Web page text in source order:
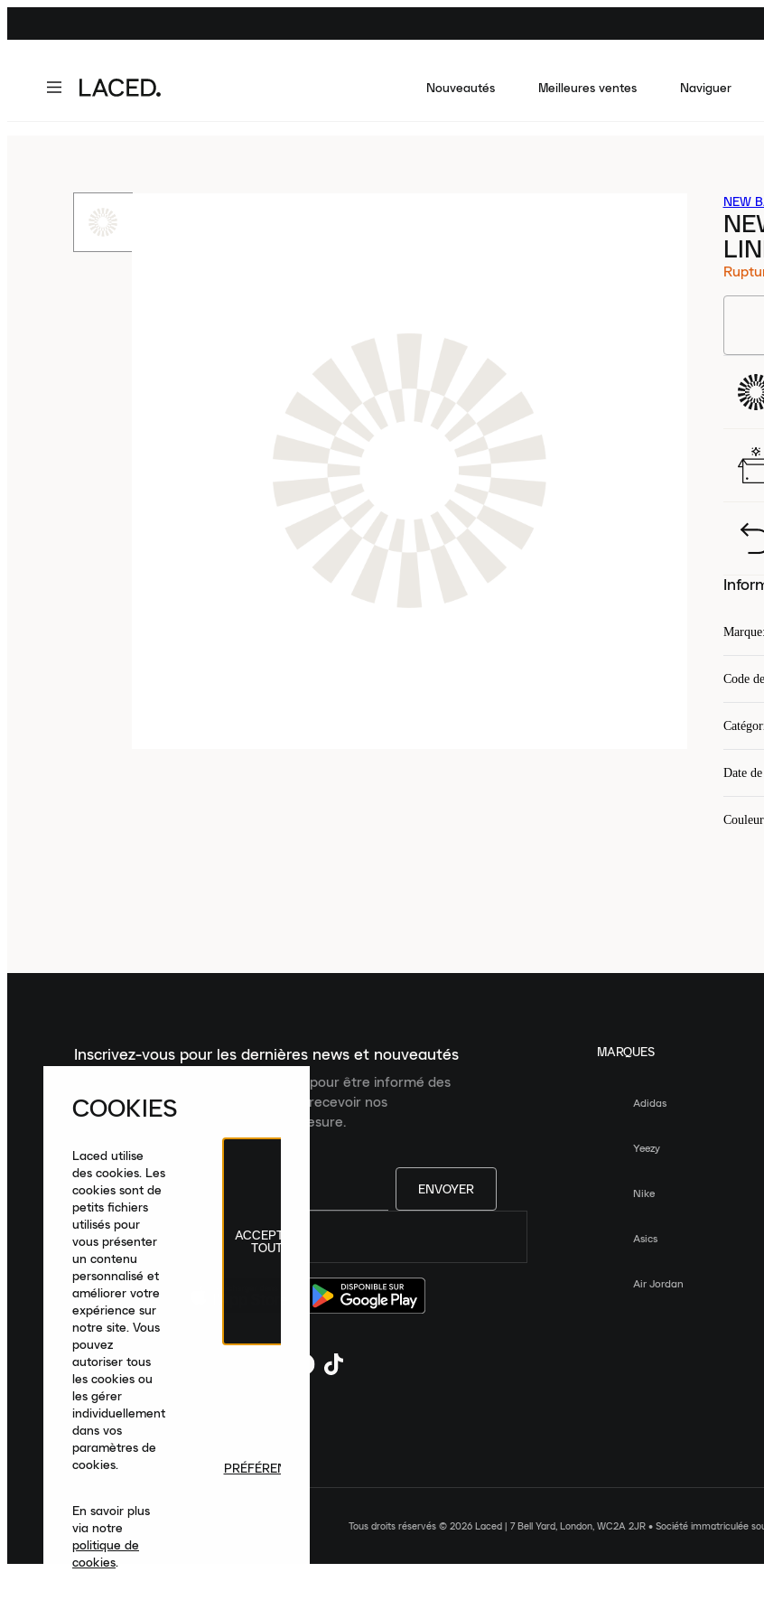
Nouveautés Meilleures ventes Naviguer
NEW
Marque:
Code
Date
Couleur
Inscrivez-vous pour les dernières news et nouveautés
Inscrivez-vous à la newsletter Laced pour être informé des
dernières nouveautés, collections et recevoir nos
recommandations de produits sur mesure.
ENVOYER
France|Français
MARQUES
Adidas
Yeezy
Nike
Asics
Air Jordan
Tous droits réservés © 2026 Laced | 7 Bell Yard, London, WC2A 2JR • Société immatriculée
COOKIES
Laced utilise
des cookies. Les
cookies sont de
petits fichiers
utilisés pour
vous présenter
un contenu
personnalisé et
améliorer votre
expérience sur
notre site. Vous
pouvez
autoriser tous
les cookies ou
les gérer
individuellement
dans vos
paramètres de
cookies.
En savoir plus
via notre
politique de
cookies.
ACCEPTER
TOUT
PRÉFÉRENCES